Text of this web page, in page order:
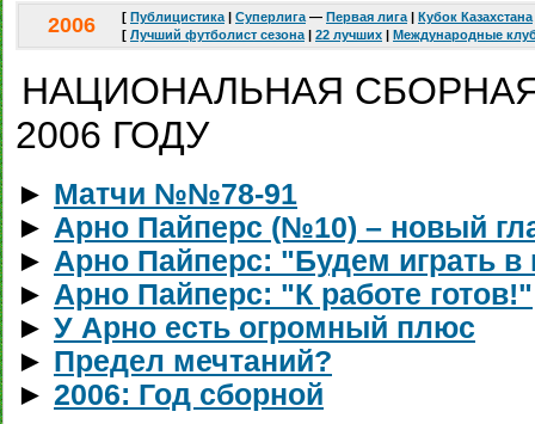
2006 [ Публицистика | Суперлига — Первая лига | Кубок Казахстана
[ Лучший футболист сезона | 22 лучших | Международные
НАЦИОНАЛЬНАЯ
2006 ГОДУ
► Матчи №№78-91
► Арно Пайперс (№10) – новый
► Арно Пайперс: "Будем играть в
► Арно Пайперс: "К работе готов!"
► У Арно есть огромный плюс
► Предел мечтаний?
► 2006: Год сборной